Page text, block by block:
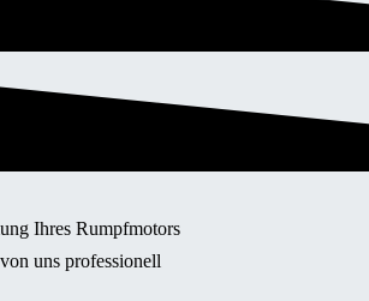
Ihres Rumpfmotors
uns professionell